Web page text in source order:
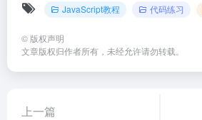
JavaScript教程 代码练习
© 版权声明
文章版权归作者所有，未经允许请勿转载。
上一篇